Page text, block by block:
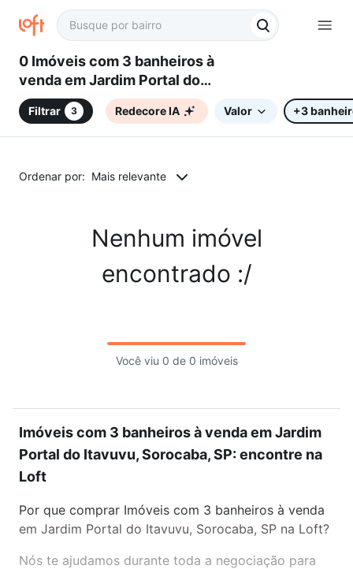
0 Imóveis com 3 banheiros à
venda em Jardim Portal do
Itavuvu, Sorocaba, SP
Filtrar 3 Redecore IA Valor +3
Ordenar por: Mais relevante
Nenhum imóvel
encontrado :/
Você viu 0 de 0 imóveis
Imóveis com 3 banheiros à venda em Jardim
Portal do Itavuvu, Sorocaba, SP: encontre na
Loft
Por que comprar Imóveis com 3 banheiros à venda
em Jardim Portal do Itavuvu, Sorocaba, SP na Loft?
Nós te ajudamos durante toda a negociação para